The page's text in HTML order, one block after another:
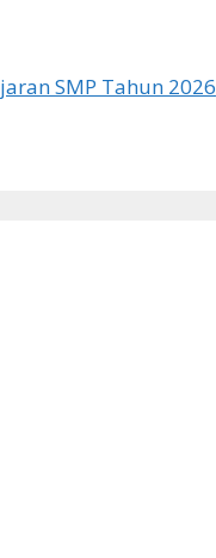
SMP Tahun 2026